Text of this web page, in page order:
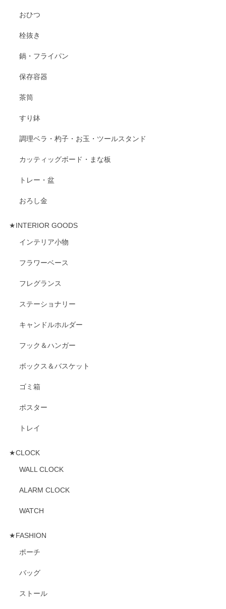
おひつ
栓抜き
鍋・フライパン
保存容器
茶筒
すり鉢
調理ベラ・杓子・お玉・ツールスタンド
カッティッグボード・まな板
トレー・盆
おろし金
★INTERIOR GOODS
インテリア小物
フラワーベース
フレグランス
ステーショナリー
キャンドルホルダー
フック＆ハンガー
ボックス＆バスケット
ゴミ箱
ポスター
トレイ
★CLOCK
WALL CLOCK
ALARM CLOCK
WATCH
★FASHION
ポーチ
バッグ
ストール